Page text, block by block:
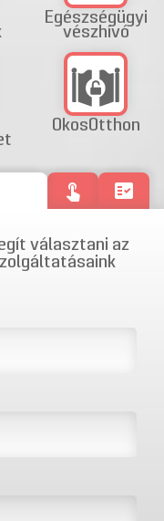
Egészségügyi
vészhívó
OkosOtthon
touch_app fact_check
választani az